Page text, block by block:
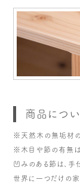
商品につ
※天然木の無垢材の
※木目や節の有無は
凹みのある節は、手
世界に一つだけの家